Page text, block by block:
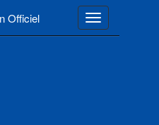
Officiel Toggle